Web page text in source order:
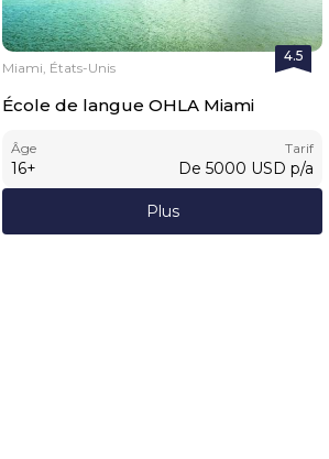
4.5
Miami, États-Unis
École de langue OHLA Miami
Âge
16+
Tarif
De 5000 USD p/a
Plus